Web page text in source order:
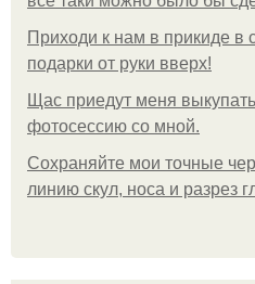
Приходи к нам в прикиде в
подарки от руки вверх!
Щас приедут меня
фотосессию со мной.
Сохраняйте мои точные
линию скул, носа и разрез